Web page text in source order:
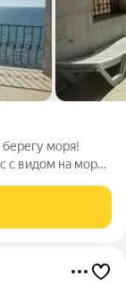
моря!
с видом на море,
Огромная